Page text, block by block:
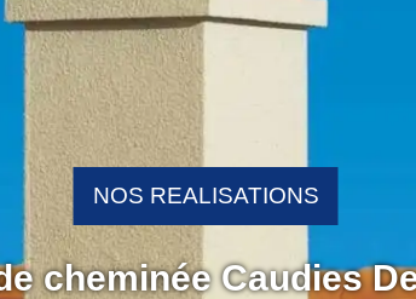
cheminée Caudies
NOS REALISATIONS